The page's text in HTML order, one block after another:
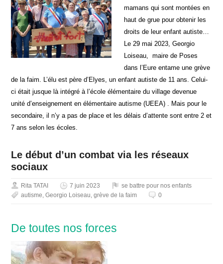
mamans qui sont montées en
haut de grue pour obtenir les
droits de leur enfant autiste…
Le 29 mai 2023, Georgio
Loiseau, maire de Poses
dans l’Eure entame une grève
de la faim. L’élu est père d’Elyes, un enfant autiste de 11 ans. Celui-
ci était jusque là intégré à l’école élémentaire du village devenue
unité d’enseignement en élémentaire autisme (UEEA) . Mais pour le
secondaire, il n’y a pas de place et les délais d’attente sont entre 2 et
7 ans selon les écoles.
Le début d’un combat via les réseaux
sociaux
Rita TATAI 7 juin 2023
se battre pour nos enfants
autisme,Georgio Loiseau,grève de la faim 0
De toutes nos forces